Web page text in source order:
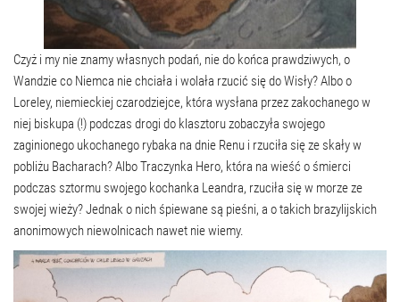
Czyż i my nie znamy własnych podań, nie do końca prawdziwych, o
Wandzie co Niemca nie chciała i wolała rzucić się do Wisły? Albo o
Loreley, niemieckiej czarodziejce, która wysłana przez zakochanego w
niej biskupa (!) podczas drogi do klasztoru zobaczyła swojego
zaginionego ukochanego rybaka na dnie Renu i rzuciła się ze skały w
pobliżu Bacharach? Albo Traczynka Hero, która na wieść o śmierci
podczas sztormu swojego kochanka Leandra, rzuciła się w morze ze
swojej wieży? Jednak o nich śpiewane są pieśni, a o takich brazylijskich
anonimowych niewolnicach nawet nie wiemy.